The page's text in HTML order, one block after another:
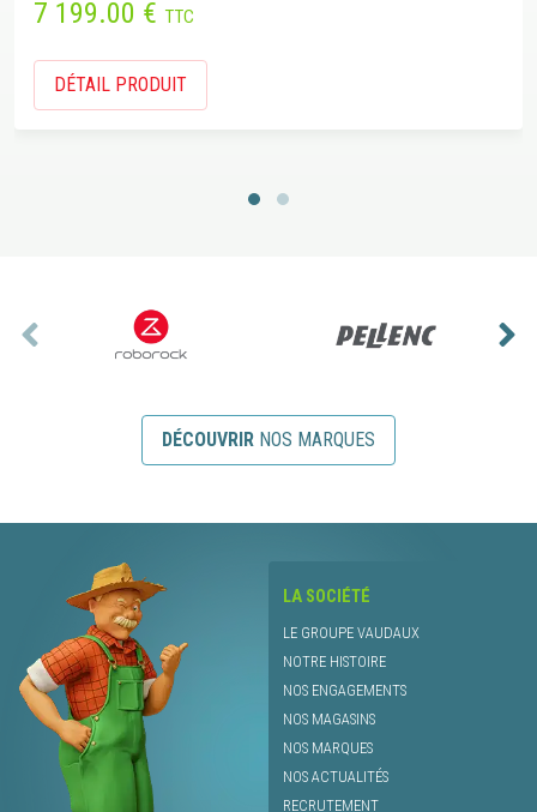
199.00 €TTC
DÉTAIL PRODUIT
DÉCOUVRIR NOS MARQUES
LA SOCIÉTÉ
LE GROUPE VAUDAUX
NOTRE HISTOIRE
NOS ENGAGEMENTS
NOS MAGASINS
NOS MARQUES
NOS ACTUALITÉS
RECRUTEMENT